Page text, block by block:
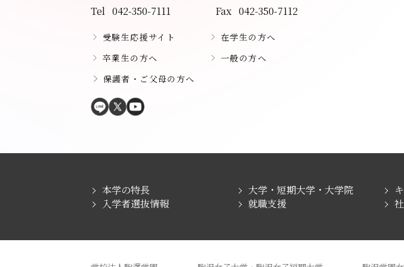
Tel 042-350-7111 Fax 042-350-7112
受験生応援サイト
在学生の方へ
卒業生の方へ
一般の方へ
保護者・ご父母の方へ
本学の特長 大学・短期大学・大学院
入学者選抜情報
就職支援